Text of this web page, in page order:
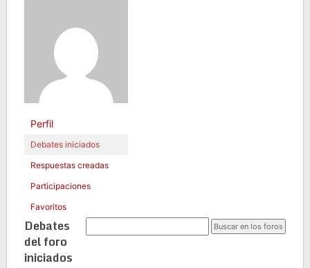
Perfil
Debates iniciados
Respuestas creadas
Participaciones
Favoritos
Debates
del foro
iniciados